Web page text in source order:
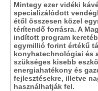
Mintegy ezer vidéki
specializálódott
étől összesen közel
térítendő forrásra. A
indított program
egymillió forint értékű
konyhatechnológiai és
szükséges kisebb
energiahatékony és
fejlesztésekre, illetve
használhatják fel.